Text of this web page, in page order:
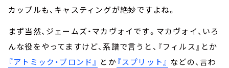
カップルも、キャスティングが絶妙ですよね。
まず当然、ジェームズ・マカヴォイです。マカヴォイ、いろ
んな役をやってますけど、系譜で言うと、『フィルス』とか
『アトミック・ブロンド』 とか『スプリット』 などの、言わ